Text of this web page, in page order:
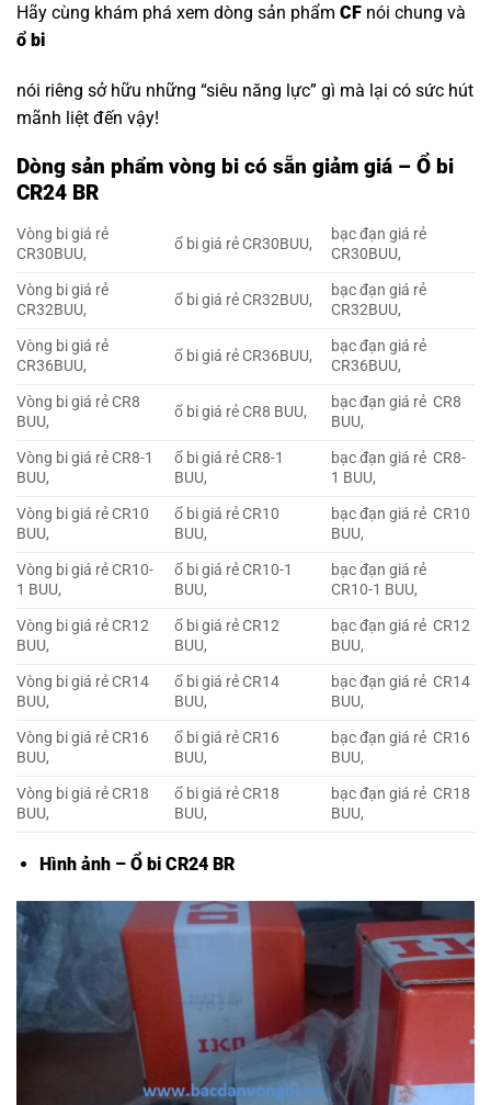
Hãy cùng khám phá xem dòng sản phẩm CF nói chung và
ổ bi
nói riêng sở hữu những “siêu năng lực” gì mà lại có sức hút
mãnh liệt đến vậy!
Dòng sản phẩm vòng bi có sẵn giảm giá – Ổ bi
CR24 BR
Vòng bi giá rẻ
CR30BUU,
ổ bi giá rẻ CR30BUU,
bạc đạn giá rẻ
CR30BUU,
Vòng bi giá rẻ
CR32BUU,
ổ bi giá rẻ CR32BUU,
bạc đạn giá rẻ
CR32BUU,
Vòng bi giá rẻ
CR36BUU,
ổ bi giá rẻ CR36BUU,
bạc đạn giá rẻ
CR36BUU,
Vòng bi giá rẻ CR8
BUU,
ổ bi giá rẻ CR8 BUU,
bạc đạn giá rẻ CR8
BUU,
Vòng bi giá rẻ CR8-1
BUU,
ổ bi giá rẻ CR8-1
BUU,
bạc đạn giá rẻ CR8-
1 BUU,
Vòng bi giá rẻ CR10
BUU,
ổ bi giá rẻ CR10
BUU,
bạc đạn giá rẻ CR10
BUU,
Vòng bi giá rẻ CR10-
1 BUU,
ổ bi giá rẻ CR10-1
BUU,
bạc đạn giá rẻ
CR10-1 BUU,
Vòng bi giá rẻ CR12
BUU,
ổ bi giá rẻ CR12
BUU,
bạc đạn giá rẻ CR12
BUU,
Vòng bi giá rẻ CR14
BUU,
ổ bi giá rẻ CR14
BUU,
bạc đạn giá rẻ CR14
BUU,
Vòng bi giá rẻ CR16
BUU,
ổ bi giá rẻ CR16
BUU,
bạc đạn giá rẻ CR16
BUU,
Vòng bi giá rẻ CR18
BUU,
ổ bi giá rẻ CR18
BUU,
bạc đạn giá rẻ CR18
BUU,
Hình ảnh – Ổ bi CR24 BR